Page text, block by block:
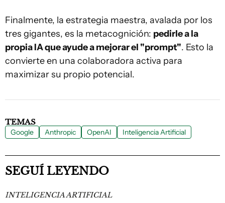
Finalmente, la estrategia maestra, avalada por los
tres gigantes, es la metacognición: pedirle a la
propia IA que ayude a mejorar el "prompt". Esto la
convierte en una colaboradora activa para
maximizar su propio potencial.
TEMAS
Google Anthropic OpenAI Inteligencia Artificial
SEGUÍ LEYENDO
INTELIGENCIA ARTIFICIAL